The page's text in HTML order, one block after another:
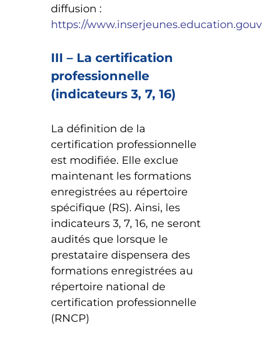
diffusion :
https://
III – La certification
professionnelle
(indicateurs 3, 7, 16)
La définition de la
certification professionnelle
est modifiée. Elle exclue
maintenant les formations
enregistrées au répertoire
spécifique (RS). Ainsi, les
indicateurs 3, 7, 16, ne seront
audités que lorsque le
prestataire dispensera des
formations enregistrées au
répertoire national de
certification professionnelle
(RNCP)